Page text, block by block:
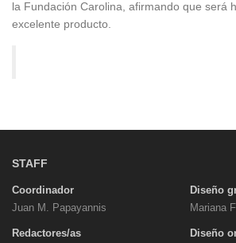
la Fundación Carolina, afirmando que será
excelente producto.
STAFF
Coordinador
Juan M. Papayannis
Redactores/as
Diseño
Mariana
Diseño